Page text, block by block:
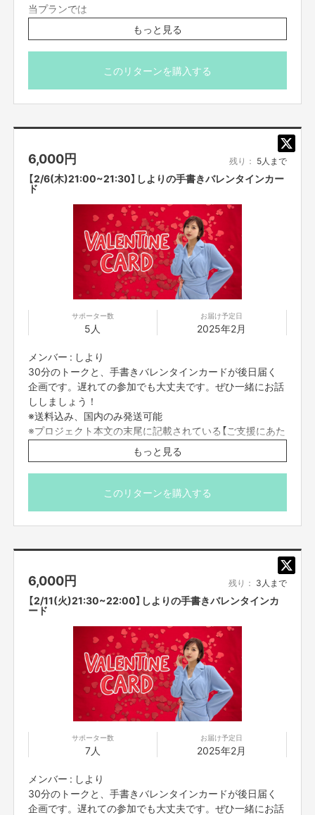
発売
2020年12月24日 なんばグランド花月にて「つぼみ大革命ワンマンツアー～
夢でも見なきゃやってられない～」開催
2021年3月3日 2ndアルバム「最強つぼみDX」発売！
2022年2月2日 ミニアルバム「GOCHAMAZE」発売
2023年2月1日 ミニアルバム「HACHAMECHARGE」発売
2023年11月8日 シングル「スーパーヒーロー」発売
このプロジェクトでやりたいこと・やろうと思った理由
私たちつぼみ大革命がいつもモットーにしてきた「みんなを笑顔にする、元
気にする」ということを実現したいと考え、今できることを最大限、挑戦し
てみたいと思いました！！！
離れていても楽しめる、身近に感じてもらえる、つぼみ大革命らしいエンタ
ーテイメントを届けていきます！
・つぼみ大革命クラウドファンディングの運営・システム開発費
・リターン作成、送付等 経費
ーーーーーーー
・タイトルに日付が入っているものは、
その日その時間での開催となりま
す。同じ企画でも、
日時が違いますので注意してご購入ください。
・一度購入いただいたものは、キャンセルができません。必ず予定が合うも
ののみご購入ください
きない場合がございます。「@yoshimoto
.co.jp」を受信設定してください。
チケットは、全てリターン実施日の前日23時59分で締め切りと
させていただきます。
■オンライントークなどについて
・オンライン会議ツールで参加者全員を同時につなぎ、それぞれリモートで
ご参加いただきます。直接お会いすることはできませんので、ご了承くださ
・コミュニケーションには「Zoom」
を使用させていただきます。
Zoomを使
用できる環境を整えていただき、
・参加方法は支援者の方に、リターン実施日の前日〜
別にご記入いただいたメールアドレスへお送りいたします。お知らせした時
間を厳守して下さい。遅れると参加できなくなります。
当プランでは
「30分間のzoom」+「フォトカード（郵送）」をリターンでお
届け致します。
※送料込み、国内のみ発送可能
もっと見る
このリターンを購入する
6,000円 残り： 5人まで
【2/6(木)21:00~21:30】しよりの手書きバレンタインカー
ド
サポーター数
5人
お届け予定日
2025年2月
メンバー : しより
30分のトークと、手書きバレンタインカードが後日届く
企画です。遅れての参加でも大丈夫です。ぜひ一緒にお話
ししましょう！
※送料込み、国内のみ発送可能
※プロジェクト本文の末尾に記載されている【ご支援にあた
ってのご注意事項】を必ずご一読ください。
もっと見る
このリターンを購入する
6,000円 残り： 3人まで
【2/11(火)21:30~22:00】しよりの手書きバレンタインカ
ード
サポーター数
7人
お届け予定日
2025年2月
メンバー : しより
30分のトークと、手書きバレンタインカードが後日届く
企画です。遅れての参加でも大丈夫です。ぜひ一緒にお話